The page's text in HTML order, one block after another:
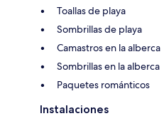
Toallas de playa
Sombrillas de playa
Camastros en la alberca
Sombrillas en la alberca
Paquetes románticos
Instalaciones